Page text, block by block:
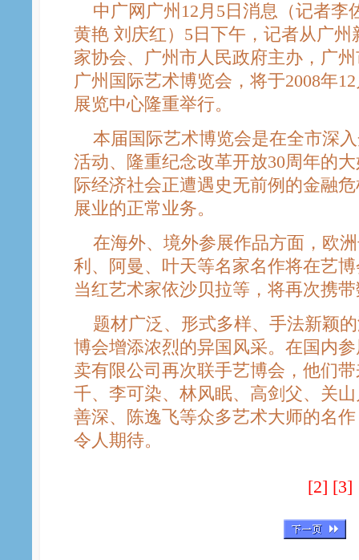
中广网广州12月5日消息（记者李
黄艳 刘庆红）5日下午，记者从广
家协会、广州市人民政府主办，广
广州国际艺术博览会，将于2008年
展览中心隆重举行。
本届国际艺术博览会是在全市深
活动、隆重纪念改革开放30周年的
际经济社会正遭遇史无前例的金融
展业的正常业务。
在海外、境外参展作品方面，欧
利、阿曼、叶天等名家名作将在艺
当红艺术家依沙贝拉等，将再次携
题材广泛、形式多样、手法新颖
博会增添浓烈的异国风采。在国内
卖有限公司再次联手艺博会，他们
千、李可染、林风眠、高剑父、关
善深、陈逸飞等众多艺术大师的名
令人期待。
[2] [3]